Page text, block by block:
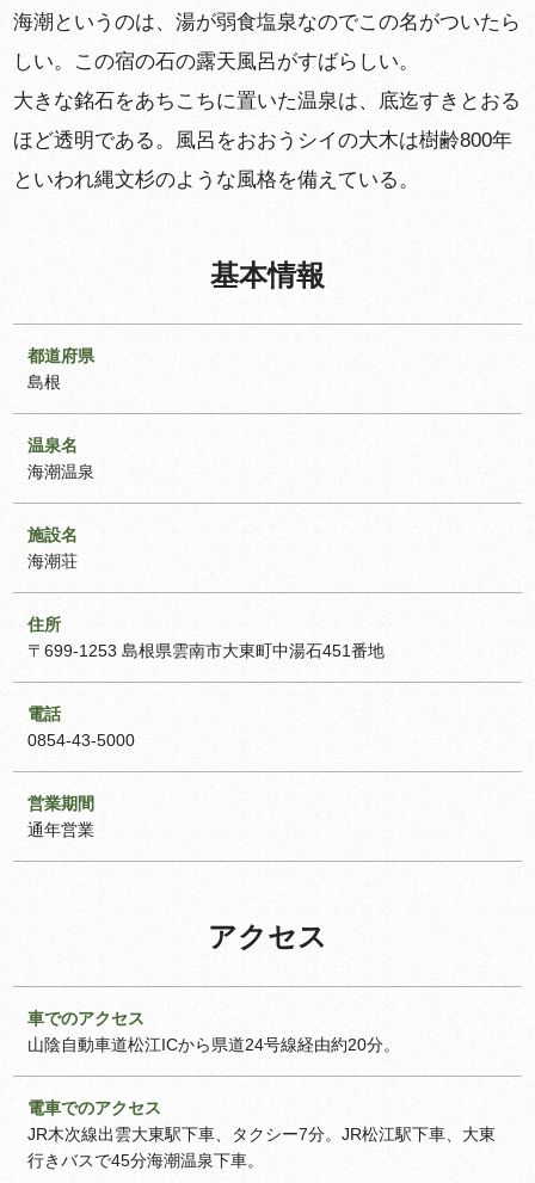
海潮というのは、湯が弱食塩泉なのでこの名がついたら
しい。この宿の石の露天風呂がすばらしい。
大きな銘石をあちこちに置いた温泉は、底迄すきとおる
ほど透明である。風呂をおおうシイの大木は樹齢800年
といわれ縄文杉のような風格を備えている。
基本情報
都道府県
島根
温泉名
海潮温泉
施設名
海潮荘
住所
〒699-1253 島根県雲南市大東町中湯石451番地
電話
0854-43-5000
営業期間
通年営業
アクセス
車でのアクセス
山陰自動車道松江ICから県道24号線経由約20分。
電車でのアクセス
JR木次線出雲大東駅下車、タクシー7分。JR松江駅下車、大東
行きバスで45分海潮温泉下車。